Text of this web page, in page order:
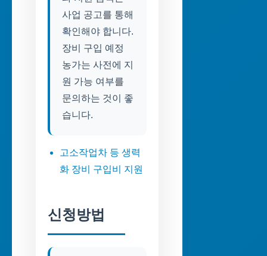
사업 공고를 통해
확인해야 합니다.
장비 구입 예정
농가는 사전에 지
원 가능 여부를
문의하는 것이 좋
습니다.
고소작업차 등 생력
화 장비 구입비 지원
신청방법